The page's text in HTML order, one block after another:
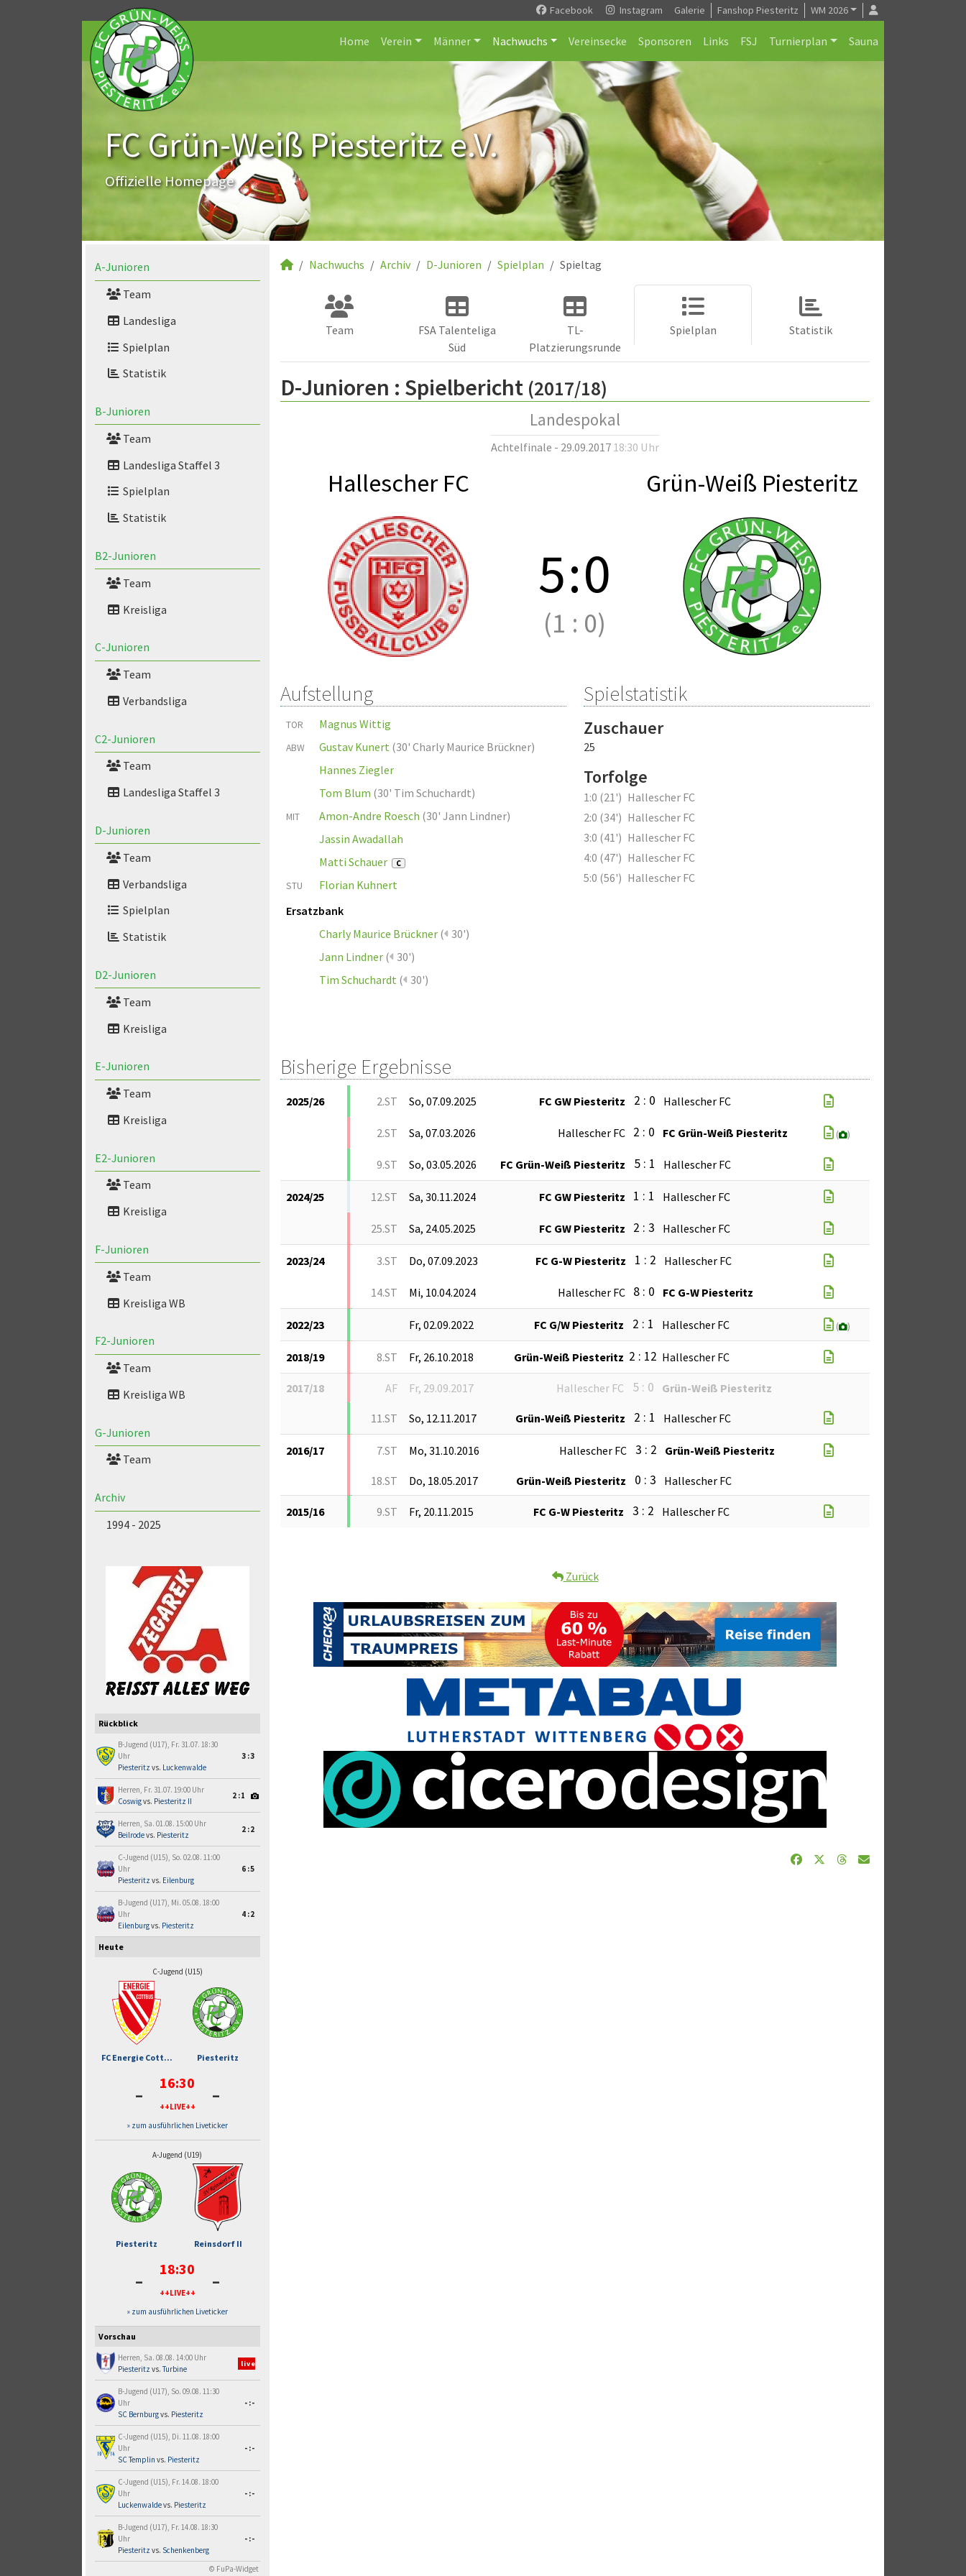
Facebook Instagram Galerie Fanshop Piesteritz WM 2026
Home Verein Männer Nachwuchs Vereinsecke Sponsoren Links FSJ Turnierplan Sauna
FC Grün-Weiß Piesteritz e.V.
Offizielle Homepage
A-Junioren
Team
Landesliga
Spielplan
Statistik
B-Junioren
Team
Landesliga Staffel 3
Spielplan
Statistik
B2-Junioren
Team
Kreisliga
C-Junioren
Team
Verbandsliga
C2-Junioren
Team
Landesliga Staffel 3
D-Junioren
Team
Verbandsliga
Spielplan
Statistik
D2-Junioren
Team
Kreisliga
E-Junioren
Team
Kreisliga
E2-Junioren
Team
Kreisliga
F-Junioren
Team
Kreisliga WB
F2-Junioren
Team
Kreisliga WB
G-Junioren
Team
Archiv
1994 - 2025
Rückblick
B-Jugend (U17), Fr. 31.07. 18:30
Uhr
Piesteritz vs. Luckenwalde
3:3
Herren, Fr. 31.07. 19:00 Uhr
Coswigvs. Piesteritz II
2:1
Herren, Sa. 01.08. 15:00 Uhr
Beilrodevs. Piesteritz
2:2
C-Jugend (U15), So. 02.08. 11:00
Uhr
Piesteritz vs. Eilenburg
6:5
B-Jugend (U17), Mi. 05.08. 18:00
Uhr
Eilenburgvs. Piesteritz
4:2
Heute
C-Jugend (U15)
FC Energie Cott... Piesteritz
- 16:30
++LIVE++ -
» zum ausführlichen Liveticker
A-Jugend (U19)
Piesteritz Reinsdorf II
- 18:30
++LIVE++ -
» zum ausführlichen Liveticker
Vorschau
Herren, Sa. 08.08. 14:00 Uhr
Piesteritz vs.Turbine
live
B-Jugend (U17), So. 09.08. 11:30
Uhr
SC Bernburgvs. Piesteritz
-:-
C-Jugend (U15), Di. 11.08. 18:00
Uhr
SC Templin vs. Piesteritz
-:-
C-Jugend (U15), Fr. 14.08. 18:00
Uhr
Luckenwaldevs. Piesteritz
-:-
B-Jugend (U17), Fr. 14.08. 18:30
Uhr
Piesteritz vs. Schenkenberg
-:-
© FuPa-Widget
Nachwuchs Archiv D-Junioren Spielplan Spieltag
Team
FSA Talenteliga
Süd
TL-
Platzierungsrunde
Spielplan Statistik
D-Junioren : Spielbericht (2017/18)
Landespokal
Achtelfinale - 29.09.2017 18:30 Uhr
Hallescher FC Grün-Weiß Piesteritz
5:0
(1 : 0)
Aufstellung
TOR Magnus Wittig
ABW Gustav Kunert (30' Charly Maurice Brückner)
Hannes Ziegler
Tom Blum (30' Tim Schuchardt)
MIT Amon-Andre Roesch (30' Jann Lindner)
Jassin Awadallah
Matti Schauer
C
STU
Florian Kuhnert
Ersatzbank
Charly Maurice Brückner ( 30')
Jann Lindner ( 30')
Tim Schuchardt ( 30')
Spielstatistik
Zuschauer
25
Torfolge
1:0 (21') Hallescher FC
2:0 (34') Hallescher FC
3:0 (41') Hallescher FC
4:0 (47') Hallescher FC
5:0 (56') Hallescher FC
Bisherige Ergebnisse
2025/26 2.ST So, 07.09.2025 FC GW Piesteritz 2 : 0 Hallescher FC
2.ST Sa, 07.03.2026 Hallescher FC 2 : 0 FC Grün-Weiß Piesteritz ( )
9.ST So, 03.05.2026 FC Grün-Weiß Piesteritz 5 : 1 Hallescher FC
2024/25 12.ST Sa, 30.11.2024 FC GW Piesteritz 1 : 1 Hallescher FC
25.ST Sa, 24.05.2025 FC GW Piesteritz 2 : 3 Hallescher FC
2023/24 3.ST Do, 07.09.2023 FC G-W Piesteritz 1 : 2 Hallescher FC
14.ST Mi, 10.04.2024 Hallescher FC 8 : 0 FC G-W Piesteritz
2022/23 Fr, 02.09.2022 FC G/W Piesteritz 2 : 1 Hallescher FC ( )
2018/19 8.ST Fr, 26.10.2018 Grün-Weiß Piesteritz 2 : 12 Hallescher FC
2017/18 AF Fr, 29.09.2017 Hallescher FC 5 : 0 Grün-Weiß Piesteritz
11.ST So, 12.11.2017 Grün-Weiß Piesteritz 2 : 1 Hallescher FC
2016/17 7.ST Mo, 31.10.2016 Hallescher FC 3 : 2 Grün-Weiß Piesteritz
18.ST Do, 18.05.2017 Grün-Weiß Piesteritz 0 : 3 Hallescher FC
2015/16 9.ST Fr, 20.11.2015 FC G-W Piesteritz 3 : 2 Hallescher FC
Zurück